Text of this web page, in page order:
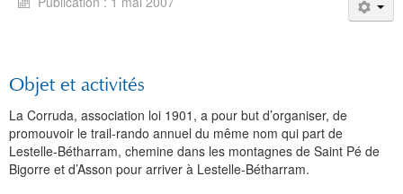
Objet et activités
La Corruda, association loi 1901, a pour but d’organiser, de
promouvoir le trail-rando annuel du même nom qui part de
Lestelle-Bétharram, chemine dans les montagnes de Saint Pé de
Bigorre et d’Asson pour arriver à Lestelle-Bétharram.